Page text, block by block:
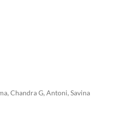
Chandra G, Antoni, Savina